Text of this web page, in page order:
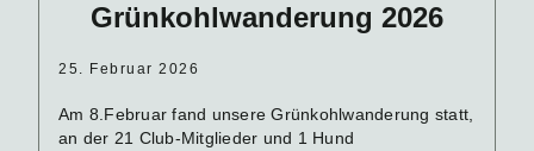
Grünkohlwanderung 2026
25. Februar 2026
Am 8.Februar fand unsere Grünkohlwanderung statt,
an der 21 Club-Mitglieder und 1 Hund